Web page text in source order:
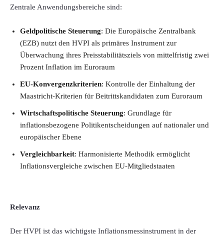
Zentrale Anwendungsbereiche sind:
Geldpolitische Steuerung: Die Europäische Zentralbank
(EZB) nutzt den HVPI als primäres Instrument zur
Überwachung ihres Preisstabilitätsziels von mittelfristig zwei
Prozent Inflation im Euroraum
EU-Konvergenzkriterien: Kontrolle der Einhaltung der
Maastricht-Kriterien für Beitrittskandidaten zum Euroraum
Wirtschaftspolitische Steuerung: Grundlage für
inflationsbezogene Politikentscheidungen auf nationaler und
europäischer Ebene
Vergleichbarkeit: Harmonisierte Methodik ermöglicht
Inflationsvergleiche zwischen EU-Mitgliedstaaten
Relevanz
Der HVPI ist das wichtigste Inflationsmessinstrument in der